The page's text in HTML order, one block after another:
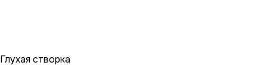
Глухая створка